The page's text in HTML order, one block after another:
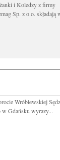
i Koledzy z firmy
Sp. z o.o. składają
Wróblewskiej
w Gdańsku wyrazy...